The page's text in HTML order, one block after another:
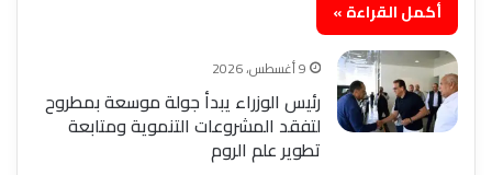
أكمل القراءة »
9 أغسطس، 2026
رئيس الوزراء يبدأ جولة موسعة بمطروح
لتفقد المشروعات التنموية ومتابعة
تطوير علم الروم